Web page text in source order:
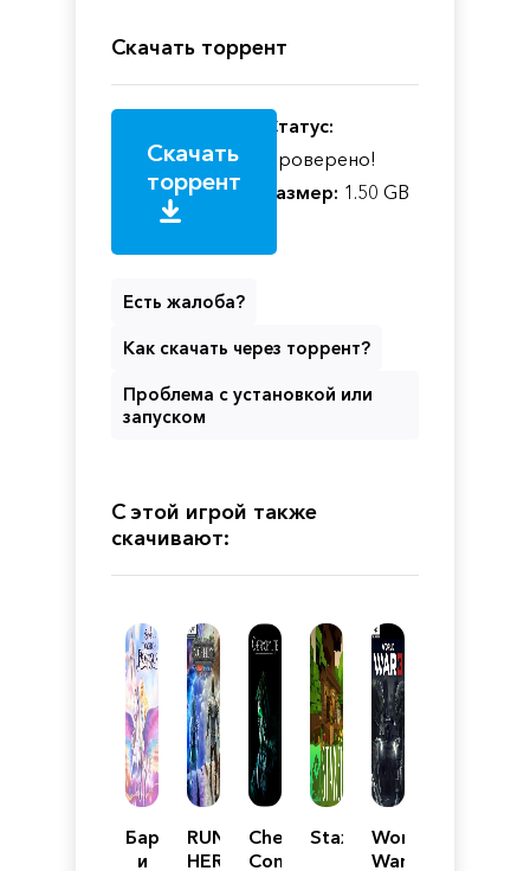
Скачать торрент
Скачать
торрент
Статус:
Проверено!
Размер: 1.50 GB
Есть жалоба?
Как скачать через торрент?
Проблема с установкой или
запуском
С этой игрой также
скачивают:
Барби
и
RUNNER
HEROES:
Chernobylite:
Complete
Staxel
World
War